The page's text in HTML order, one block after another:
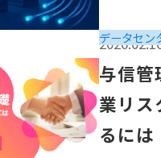
データセン
礎：企業リスクを最小
与信管
業リス
るには